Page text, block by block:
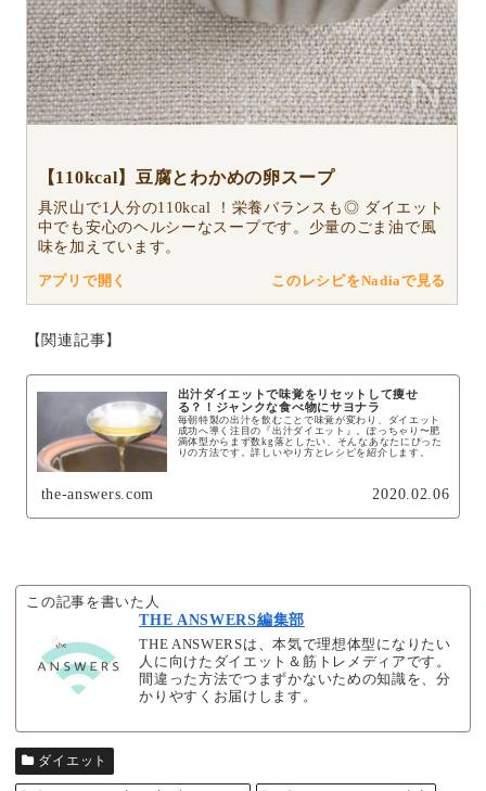
【110kcal】豆腐とわかめの卵スープ
具沢山で1人分の110kcal ！栄養バランスも◎ ダイエット
中でも安心のヘルシーなスープです。少量のごま油で風
味を加えています。
アプリで開く このレシピをNadiaで見る
【関連記事】
出汁ダイエットで味覚をリセットして痩せ
る？！ジャンクな食べ物にサヨナラ
毎朝特製の出汁を飲むことで味覚が変わり、ダイエット
成功へ導く注目の『出汁ダイエット』。ぽっちゃり〜肥
満体型からまず数kg落としたい、そんなあなたにぴった
りの方法です。詳しいやり方とレシピを紹介します。
the-answers.com 2020.02.06
この記事を書いた人
THE ANSWERS編集部
THE ANSWERSは、本気で理想体型になりたい
人に向けたダイエット＆筋トレメディアです。
間違った方法でつまずかないための知識を、分
かりやすくお届けします。
ダイエット